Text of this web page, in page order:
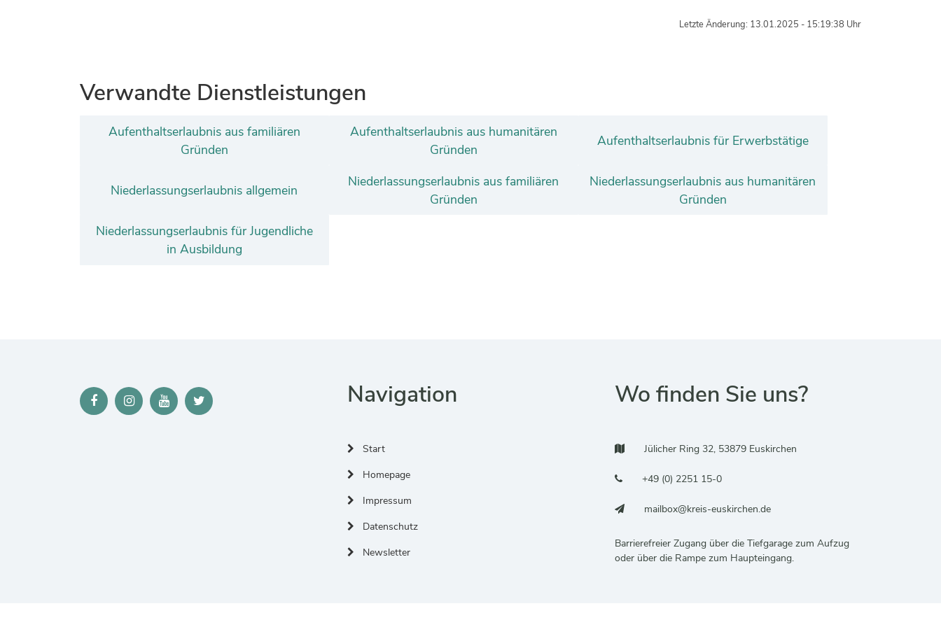
Letzte Änderung: 13.01.2025 - 15:19:38 Uhr
Verwandte Dienstleistungen
Aufenthaltserlaubnis aus familiären
Gründen
Aufenthaltserlaubnis aus humanitären
Gründen
Aufenthaltserlaubnis für Erwerbstätige
Niederlassungserlaubnis allgemein
Niederlassungserlaubnis aus familiären
Gründen
Niederlassungserlaubnis aus humanitären
Gründen
Niederlassungserlaubnis für Jugendliche
in Ausbildung
Navigation
Start
Homepage
Impressum
Datenschutz
Newsletter
Wo finden Sie uns?
Adresse:
Jülicher Ring 32, 53879 Euskirchen
Telefonnummer:
+49 (0) 2251 15-0
E-Mail:
mailbox@kreis-euskirchen.de
Barrierefreier Zugang über die Tiefgarage zum Aufzug
oder über die Rampe zum Haupteingang.